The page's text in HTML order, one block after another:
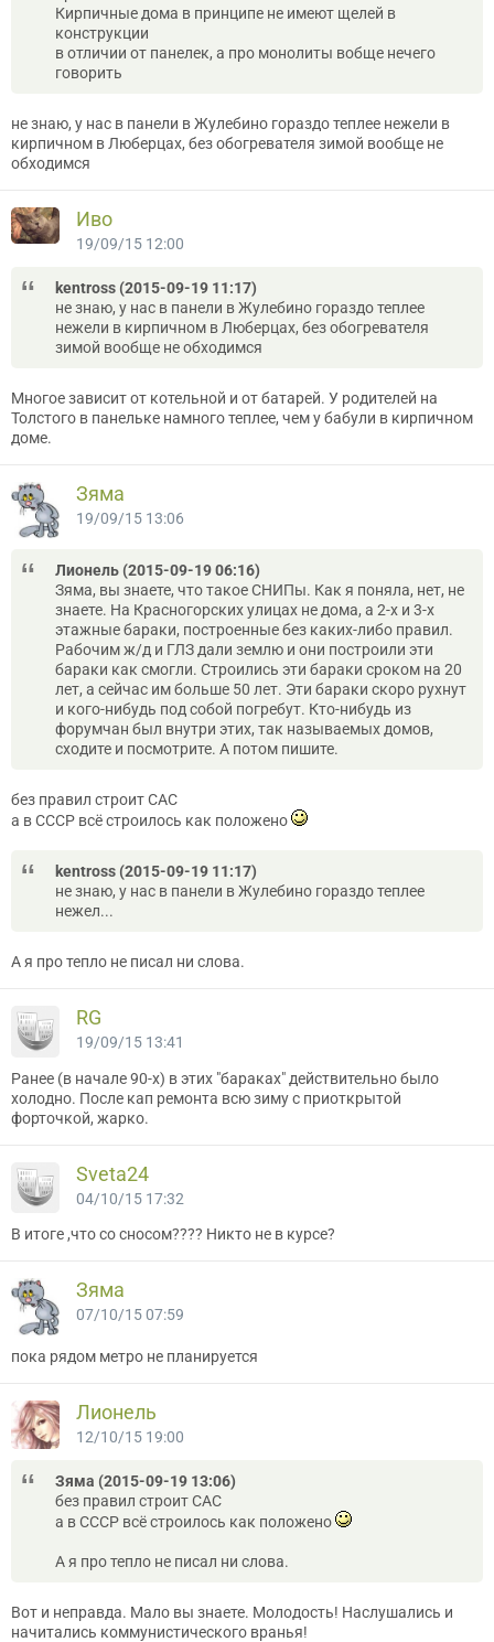
Кирпичные дома в принципе не имеют щелей в
конструкции
в отличии от панелек, а про монолиты вобще нечего
говорить
не знаю, у нас в панели в Жулебино гораздо теплее нежели в
кирпичном в Люберцах, без обогревателя зимой вообще не
обходимся
Иво
19/09/15 12:00
kentross (2015-09-19 11:17)
не знаю, у нас в панели в Жулебино гораздо теплее
нежели в кирпичном в Люберцах, без обогревателя
зимой вообще не обходимся
Многое зависит от котельной и от батарей. У родителей на
Толстого в панельке намного теплее, чем у бабули в кирпичном
доме.
Зяма
19/09/15 13:06
Лионель (2015-09-19 06:16)
Зяма, вы знаете, что такое СНИПы. Как я поняла, нет, не
знаете. На Красногорских улицах не дома, а 2-х и 3-х
этажные бараки, построенные без каких-либо правил.
Рабочим ж/д и ГЛЗ дали землю и они построили эти
бараки как смогли. Строились эти бараки сроком на 20
лет, а сейчас им больше 50 лет. Эти бараки скоро рухнут
и кого-нибудь под собой погребут. Кто-нибудь из
форумчан был внутри этих, так называемых домов,
сходите и посмотрите. А потом пишите.
без правил строит САС
а в СССР всё строилось как положено
kentross (2015-09-19 11:17)
не знаю, у нас в панели в Жулебино гораздо теплее
нежел...
А я про тепло не писал ни слова.
RG
19/09/15 13:41
Ранее (в начале 90-х) в этих "бараках" действительно было
холодно. После кап ремонта всю зиму с приоткрытой
форточкой, жарко.
Sveta24
04/10/15 17:32
В итоге ,что со сносом???? Никто не в курсе?
Зяма
07/10/15 07:59
пока рядом метро не планируется
Лионель
12/10/15 19:00
Зяма (2015-09-19 13:06)
без правил строит САС
а в СССР всё строилось как положено
А я про тепло не писал ни слова.
Вот и неправда. Мало вы знаете. Молодость! Наслушались и
начитались коммунистического вранья!